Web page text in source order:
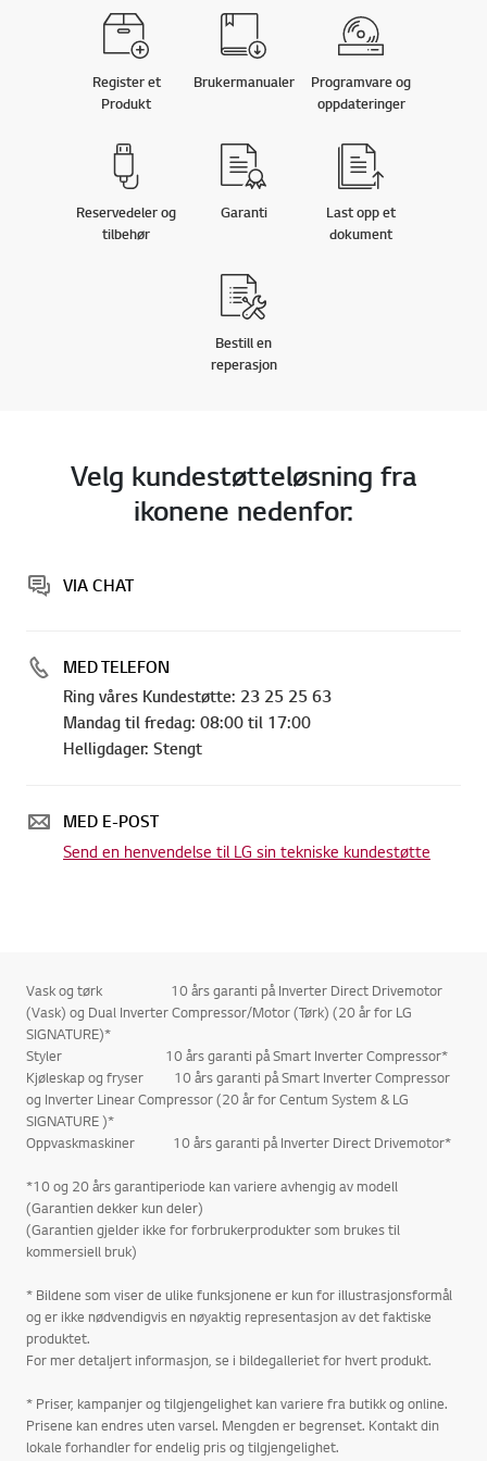
Register et
Produkt
Brukermanualer
Programvare og
oppdateringer
Reservedeler og
tilbehør
Garanti
Last opp et
dokument
Bestill en
reperasjon
Velg kundestøtteløsning fra
ikonene nedenfor:
VIA CHAT
MED TELEFON
Ring våres Kundestøtte: 23 25 25 63
Mandag til fredag: 08:00 til 17:00
Helligdager: Stengt
MED E-POST
Send en henvendelse til LG sin tekniske kundestøtte
Vask og tørk 10 års garanti på Inverter Direct Drivemotor
(Vask) og Dual Inverter Compressor/Motor (Tørk) (20 år for LG
SIGNATURE)*
Styler 10 års garanti på Smart Inverter Compressor*
Kjøleskap og fryser 10 års garanti på Smart Inverter Compressor
og Inverter Linear Compressor (20 år for Centum System & LG
SIGNATURE )*
Oppvaskmaskiner 10 års garanti på Inverter Direct Drivemotor*
*10 og 20 års garantiperiode kan variere avhengig av modell
(Garantien dekker kun deler)
(Garantien gjelder ikke for forbrukerprodukter som brukes til
kommersiell bruk)
* Bildene som viser de ulike funksjonene er kun for illustrasjonsformål
og er ikke nødvendigvis en nøyaktig representasjon av det faktiske
produktet.
For mer detaljert informasjon, se i bildegalleriet for hvert produkt.
* Priser, kampanjer og tilgjengelighet kan variere fra butikk og online.
Prisene kan endres uten varsel. Mengden er begrenset. Kontakt din
lokale forhandler for endelig pris og tilgjengelighet.